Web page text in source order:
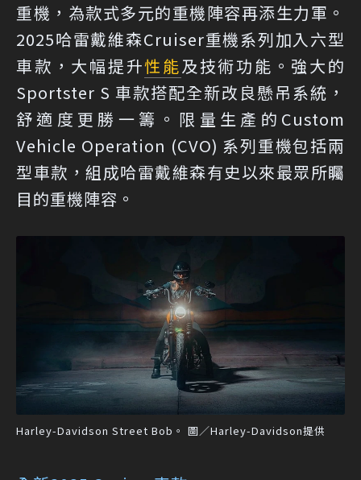
重機，為款式多元的重機陣容再添生力軍。
2025哈雷戴維森Cruiser重機系列加入六型
車款，大幅提升性能及技術功能。強大的
Sportster S 車款搭配全新改良懸吊系統，
舒適度更勝一籌。限量生產的Custom
Vehicle Operation (CVO) 系列重機包括兩
型車款，組成哈雷戴維森有史以來最眾所矚
目的重機陣容。
Harley-Davidson Street Bob。 圖／Harley-Davidson提供